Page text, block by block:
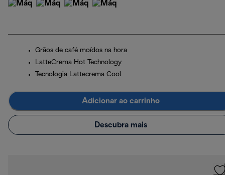
Grãos de café moídos na hora
LatteCrema Hot Technology
Tecnologia Lattecrema Cool
Adicionar ao carrinho
Descubra mais